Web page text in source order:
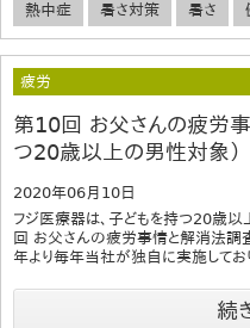
熱中症 暑さ対策 暑さ
疲労
第10回 お父さんの疲労
つ20歳以上の男性対象）
2020年06月10日
フジ医療器は、子どもを持つ20歳
回 お父さんの疲労事情と解消法調
年より毎年当社が独自に実施して
続